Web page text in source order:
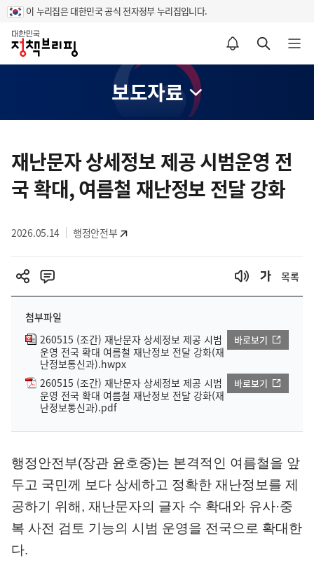
이 누리집은 대한민국 공식 전자정부 누리집입니다.
홈
알림설정 바로가기 검색 바로가기 메뉴 열기
보도자료
텐
츠
영
재난문자 상세정보 제공 시범운영 전
국 확대, 여름철 재난정보 전달 강화
2026.05.14 행정안전부
목록
첨부파일
260515 (조간) 재난문자 상세정보 제공 시범
운영 전국 확대 여름철 재난정보 전달 강화(재
난정보통신과).hwpx
바로보기
260515 (조간) 재난문자 상세정보 제공 시범
운영 전국 확대 여름철 재난정보 전달 강화(재
난정보통신과).pdf
바로보기
행정안전부(장관 윤호중)는 본격적인 여름철을 앞
두고 국민께 보다 상세하고 정확한 재난정보를 제
공하기 위해 , 재난문자의 글자 수 확대와 유사·중
복 사전 검토 기능의 시범 운영을 전국으로 확대한
다.